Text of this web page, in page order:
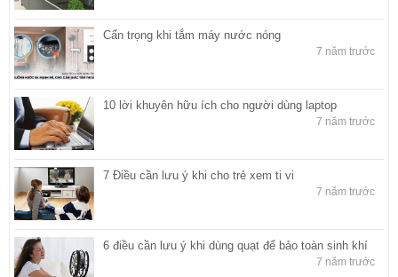
Cẩn trọng khi tắm máy nước nóng
7 năm trước
10 lời khuyên hữu ích cho người dùng laptop
7 năm trước
7 Điều cần lưu ý khi cho trẻ xem ti vi
7 năm trước
6 điều cần lưu ý khi dùng quạt để bảo toàn sinh khí
7 năm trước